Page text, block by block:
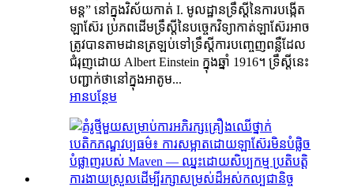
មន្ត” នៅក្នុងវិស័យកាត់ I. មូលដ្ឋានទ្រឹស្តីនៃការបង្កើត
ឡាស៊ែរ ប្រភពដើមទ្រឹស្តីនៃបច្ចេកវិទ្យាកាត់ឡាស៊ែរអាច
ត្រូវបានតាមដានត្រឡប់ទៅទ្រឹស្តីការបញ្ចេញពន្លឺដែល
ជំរុញដោយ Albert Einstein ក្នុងឆ្នាំ 1916។ ទ្រឹស្តីនេះ
បញ្ជាក់ថានៅក្នុងអាតូម...
អានបន្ថែម